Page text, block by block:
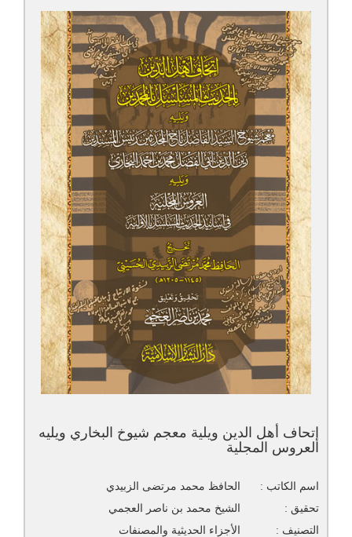
إتحاف أهل الدين ويلية معجم شيوخ البخاري ويليه
العروس المجلية
اسم الكاتب :
الحافظ محمد مرتضى الزبيدي
تحقيق :
الشيخ محمد بن ناصر العجمي
التصنيف :
الأجزاء الحديثية والمصنفات